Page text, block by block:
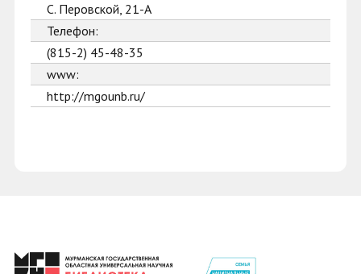
С. Перовской, 21-А
Телефон:
(815-2) 45-48-35
www:
http://mgounb.ru/